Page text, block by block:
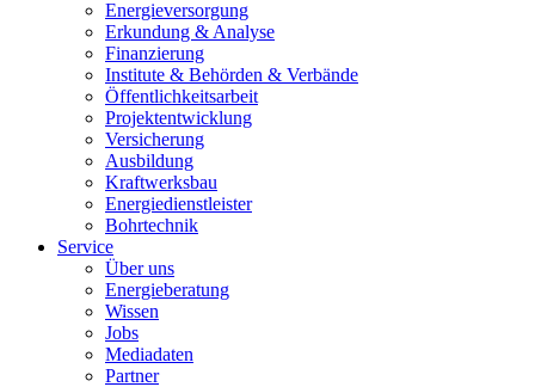
Energieversorgung
Erkundung & Analyse
Finanzierung
Institute & Behörden & Verbände
Öffentlichkeitsarbeit
Projektentwicklung
Versicherung
Ausbildung
Kraftwerksbau
Energiedienstleister
Bohrtechnik
Service
Über uns
Energieberatung
Wissen
Jobs
Mediadaten
Partner